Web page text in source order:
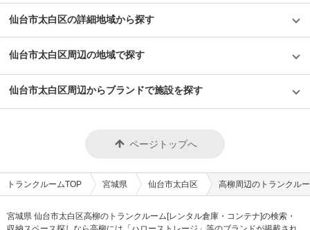
仙台市太白区の詳細地域から探す
仙台市太白区周辺の地域で探す
仙台市太白区周辺からブランドで施設を探す
ページトップへ
トランクルームTOP 宮城県 仙台市太白区 高柳周辺のトランクル
宮城県 仙台市太白区高柳のトランクルーム[レンタル倉庫・コンテナ]の検索・